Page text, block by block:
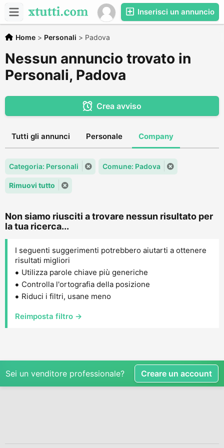
Inserisci un annuncio
Home > Personali > Padova
Nessun annuncio trovato in
Personali, Padova
Crea avviso
Tutti gli annunci Personale Company
Categoria: Personali Comune: Padova
Rimuovi tutto
Non siamo riusciti a trovare nessun risultato per
la tua ricerca...
I seguenti suggerimenti potrebbero aiutarti a ottenere
risultati migliori
Utilizza parole chiave più generiche
Controlla l'ortografia della posizione
Riduci i filtri, usane meno
Reimposta filtro →
Sei un venditore professionale? Creare un account